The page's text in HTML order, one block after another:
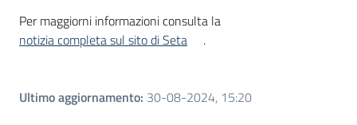
Per maggiorni informazioni consulta la
notizia completa sul sito di Seta
.
Ultimo aggiornamento: 30-08-2024, 15:20